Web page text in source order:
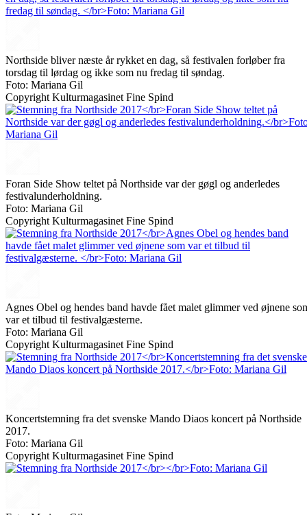
Northside bliver næste år rykket en dag, så festivalen forløber fra
torsdag til lørdag og ikke som nu fredag til søndag.
Foto: Mariana Gil
Copyright Kulturmagasinet Fine Spind
Foran Side Show teltet på Northside var der gøgl og anderledes
festivalunderholdning.
Foto: Mariana Gil
Copyright Kulturmagasinet Fine Spind
Agnes Obel og hendes band havde fået malet glimmer ved øjnene
var et tilbud til festivalgæsterne.
Foto: Mariana Gil
Copyright Kulturmagasinet Fine Spind
Koncertstemning fra det svenske Mando Diaos koncert på Northside
2017.
Foto: Mariana Gil
Copyright Kulturmagasinet Fine Spind